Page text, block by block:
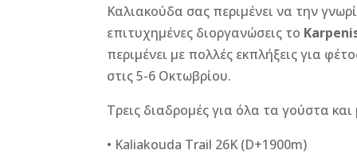
Καλιακούδα σας περιμένει να την
επιτυχημένες διοργανώσεις το
περιμένει με πολλές εκπλήξεις για
στις 5-6 Οκτωβρίου.
Τρεις διαδρομές για όλα τα γούστα και
• Kaliakouda Trail 26K (D+1900m)